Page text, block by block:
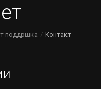
поддршка Контакт